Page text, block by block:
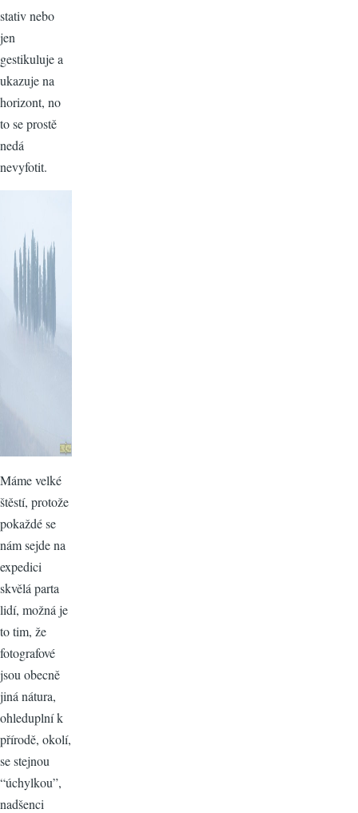
stativ nebo
jen
gestikuluje a
ukazuje na
horizont, no
to se prostě
nedá
nevyfotit.
Máme velké
štěstí, protože
pokaždé se
nám sejde na
expedici
skvělá parta
lidí, možná je
to tim, že
fotografové
jsou obecně
jiná nátura,
ohleduplní k
přírodě, okolí,
se stejnou
“úchylkou”,
nadšenci